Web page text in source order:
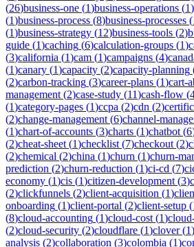
(26)business-one (1)business-operations (1)
(1)business-process (8)business-processes (
(1)business-strategy (12)business-tools (2)
guide (1)caching (6)calculation-groups (1)
(3)california (1)cam (1)campaigns (4)
(1)canary (1)capacity (2)capacity-planning
(2)carbon-tracking (3)career-plans (1)cart-
management (2)case-study (11)cash-flow (
(1)category-pages (1)ccpa (2)cdn (2)
(2)change-management (6)channel-
(1)chart-of-accounts (3)charts (1)chatbot (6
(2)cheat-sheet (1)checklist (7)checkout (2)
(2)chemical (2)china (1)churn (1)churn-
prediction (2)churn-reduction (1)ci-cd (7)
economy (1)cis (1)citizen-development (3)
(2)clickfunnels (2)client-acquisition (1)
onboarding (1)client-portal (2)client-setup (
(8)cloud-accounting (1)cloud-cost (1)
(2)cloud-security (2)cloudflare (1)clover(1)
analysis (2)collaboration (3)colombia (1)